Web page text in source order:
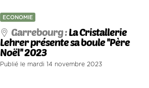
ECONOMIE
Garrebourg :La Cristallerie
Lehrer présente sa boule ''Père
Noël'' 2023
Publié le mardi 14 novembre 2023